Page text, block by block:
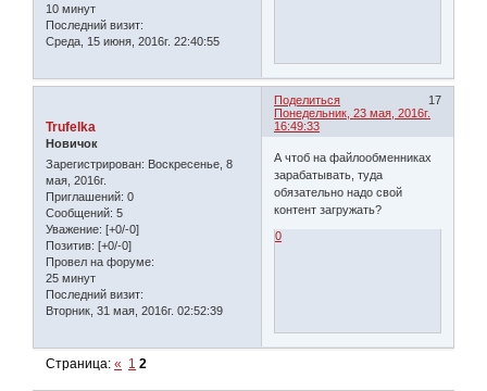
10 минут
Последний визит:
Среда, 15 июня, 2016г. 22:40:55
Поделиться
17
Понедельник, 23 мая, 2016г.
16:49:33
Trufelka
Новичок
Зарегистрирован: Воскресенье, 8
мая, 2016г.
Приглашений: 0
Сообщений: 5
Уважение: [+0/-0]
Позитив: [+0/-0]
Провел на форуме:
25 минут
Последний визит:
Вторник, 31 мая, 2016г. 02:52:39
А чтоб на файлообменниках
зарабатывать, туда
обязательно надо свой
контент загружать?
0
Страница:« 1 2